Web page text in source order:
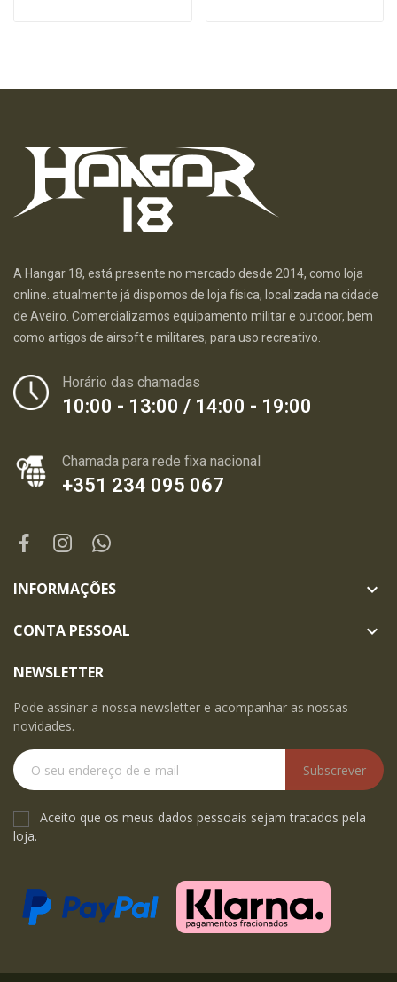
A Hangar 18, está presente no mercado desde 2014, como loja
online. atualmente já dispomos de loja física, localizada na cidade
de Aveiro. Comercializamos equipamento militar e outdoor, bem
como artigos de airsoft e militares, para uso recreativo.
Horário das chamadas
10:00 - 13:00 / 14:00 - 19:00
Chamada para rede fixa nacional
+351 234 095 067
INFORMAÇÕES 
CONTA PESSOAL 
NEWSLETTER
Pode assinar a nossa newsletter e acompanhar as nossas
novidades.
Subscrever
Aceito que os meus dados pessoais sejam tratados pela
loja.